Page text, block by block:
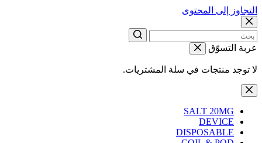
التجاوز إلى المحتوى
عربة التسوّق
لا توجد منتجات في سلة المشتريات.
SALT 20MG
DEVICE
DISPOSABLE